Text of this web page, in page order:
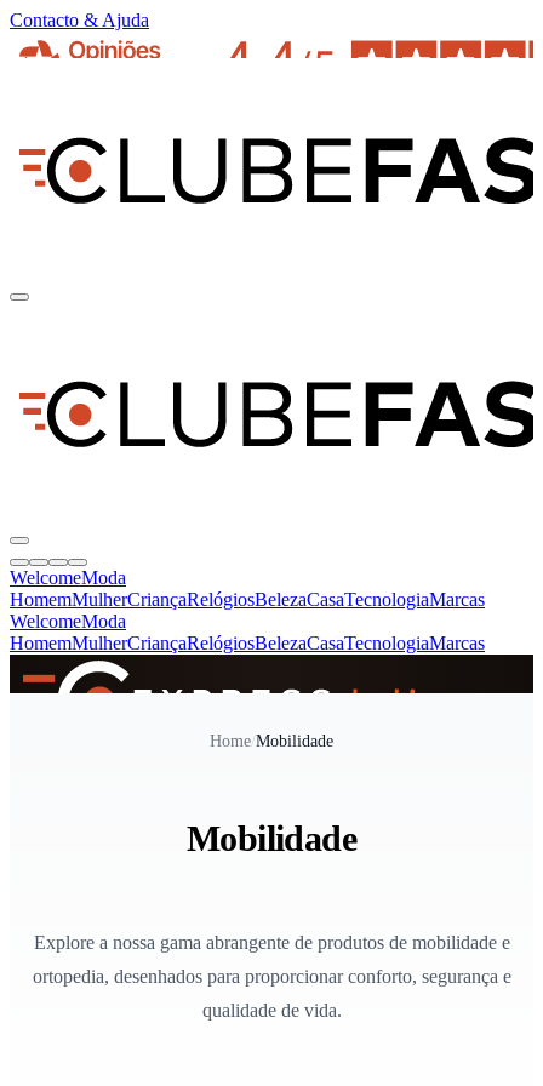
Contacto & Ajuda
WelcomeModa
HomemMulherCriançaRelógiosBelezaCasaTecnologiaMarcas
WelcomeModa
HomemMulherCriançaRelógiosBelezaCasaTecnologiaMarcas
Home/Mobilidade
Mobilidade
Explore a nossa gama abrangente de produtos de mobilidade e
ortopedia, desenhados para proporcionar conforto, segurança e
qualidade de vida.